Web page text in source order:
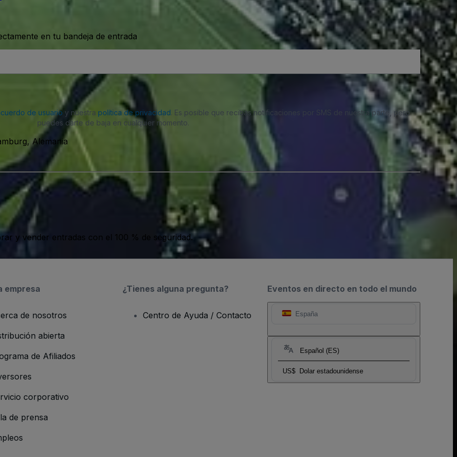
en tu bandeja de entrada
de usuario y nuestra política de privacidad. Es posible que recibas notificaciones por SMS de nuestra parte, pero
puedes darte de baja en cualquier momento.
Alemania
y vender entradas con el 100 % de seguridad.
Eventos en directo en todo el mundo
España
Español (ES)
US$ Dolar estadounidense
empresa
de nosotros
abierta
de Afiliados
corporativo
de prensa
¿Tienes alguna pregunta?
Centro de Ayuda / Contacto